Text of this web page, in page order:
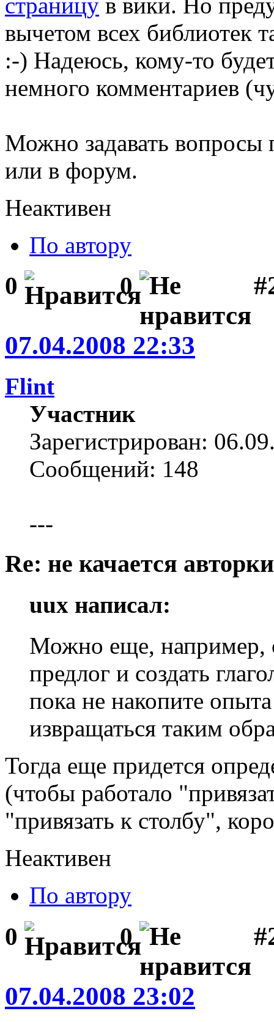
вычетом всех библиотек
:-) Надеюсь, кому-то
немного комментариев
Можно задавать
или в форум.
Неактивен
По автору
0 0
07.04.2008 22:33
Flint
Участник
Зарегистрирован:
Сообщений: 148
---
Re: не качается
uux написал:
Можно еще, например,
предлог и создать
пока не накопите
извращаться таким
Тогда еще придется
(чтобы работало
"привязать к столбу",
Неактивен
По автору
0 0
07.04.2008 23:02